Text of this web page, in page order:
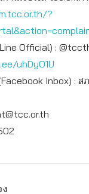
?
Official) :
uhDyO1U
Inbox) : ส